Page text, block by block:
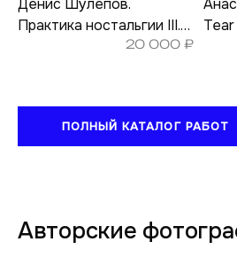
Денис Шулепов.
Практика ностальгии III.
20 000 ₽
ПОЛНЫЙ КАТАЛОГ РАБОТ
Авторские